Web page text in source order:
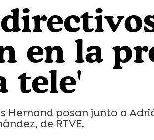
en la
tele'
Hernand posan junto a
de RTVE.